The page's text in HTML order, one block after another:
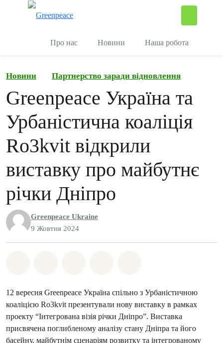
Про нас Новини Наша робота
Новини Партнерство заради відновлення
Greenpeace Україна та
Урбаністична коаліція
Ro3kvit відкрили
виставку про майбутнє
річки Дніпро
Greenpeace Ukraine
9 Жовтня 2024
12 вересня Greenpeace Україна спільно з Урбаністичною
коаліцією Ro3kvit презентували нову виставку в рамках
проекту “Інтегрована візія річки Дніпро”. Виставка
присвячена поглибленому аналізу стану Дніпра та його
басейну, майбутнім сценаріям розвитку та інтегрованому